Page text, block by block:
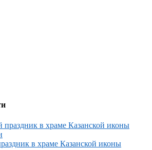
в храме Казанской иконы